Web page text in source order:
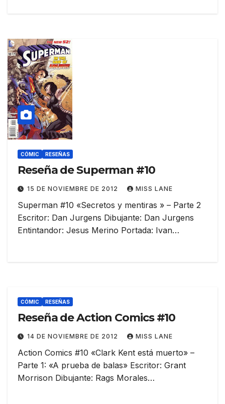
CÓMIC RESEÑAS
Reseña de Superman #10
15 DE NOVIEMBRE DE 2012 MISS LANE
Superman #10 «Secretos y mentiras » – Parte 2
Escritor: Dan Jurgens Dibujante: Dan Jurgens
Entintandor: Jesus Merino Portada: Ivan…
CÓMIC RESEÑAS
Reseña de Action Comics #10
14 DE NOVIEMBRE DE 2012 MISS LANE
Action Comics #10 «Clark Kent está muerto» –
Parte 1: «A prueba de balas» Escritor: Grant
Morrison Dibujante: Rags Morales…